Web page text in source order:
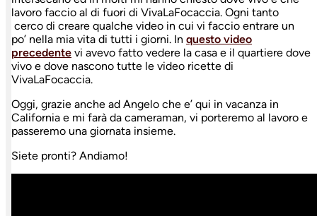
lavoro faccio al di fuori di VivaLaFocaccia. Ogni tanto
cerco di creare qualche video in cui vi faccio entrare un
po’ nella mia vita di tutti i giorni. In questo video
precedente vi avevo fatto vedere la casa e il quartiere dove
vivo e dove nascono tutte le video ricette di
VivaLaFocaccia.
Oggi, grazie anche ad Angelo che e’ qui in vacanza in
California e mi farà da cameraman, vi porteremo al lavoro e
passeremo una giornata insieme.
Siete pronti? Andiamo!